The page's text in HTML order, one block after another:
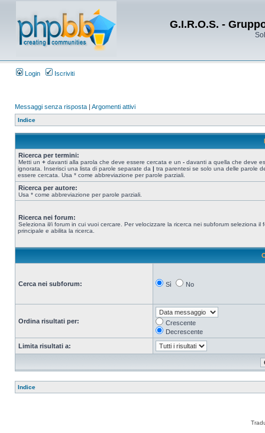
G.I.R.O.S. -
Login Iscriviti
Messaggi senza risposta | Argomenti attivi
Indice
Ricerca per termini:
Metti un + davanti alla parola che deve essere cercata e un - davanti a quella che deve
ignorata. Inserisci una lista di parole separate da | tra parentesi se solo una delle parole
essere cercata. Usa * come abbreviazione per parole parziali.
Ricerca per autore:
Usa * come abbreviazione per parole parziali.
Ricerca nei forum:
Seleziona il/i forum in cui vuoi cercare. Per velocizzare la ricerca nei subforum seleziona il
principale e abilita la ricerca.
Cerca nei subforum: Sì No
Ordina risultati per:
Crescente
Decrescente
Limita risultati a:
Indice